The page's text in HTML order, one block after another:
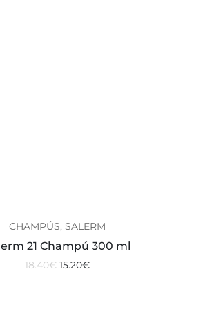
CHAMPÚS, SALERM
21 Champú 300 ml
18.40€ 15.20€